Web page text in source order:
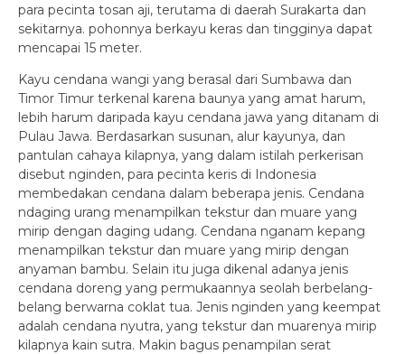
para pecinta tosan aji, terutama di daerah Surakarta dan
sekitarnya. pohonnya berkayu keras dan tingginya dapat
mencapai 15 meter.
Kayu cendana wangi yang berasal dari Sumbawa dan
Timor Timur terkenal karena baunya yang amat harum,
lebih harum daripada kayu cendana jawa yang ditanam di
Pulau Jawa. Berdasarkan susunan, alur kayunya, dan
pantulan cahaya kilapnya, yang dalam istilah perkerisan
disebut nginden, para pecinta keris di Indonesia
membedakan cendana dalam beberapa jenis. Cendana
ndaging urang menampilkan tekstur dan muare yang
mirip dengan daging udang. Cendana nganam kepang
menampilkan tekstur dan muare yang mirip dengan
anyaman bambu. Selain itu juga dikenal adanya jenis
cendana doreng yang permukaannya seolah berbelang-
belang berwarna coklat tua. Jenis nginden yang keempat
adalah cendana nyutra, yang tekstur dan muarenya mirip
kilapnya kain sutra. Makin bagus penampilan serat